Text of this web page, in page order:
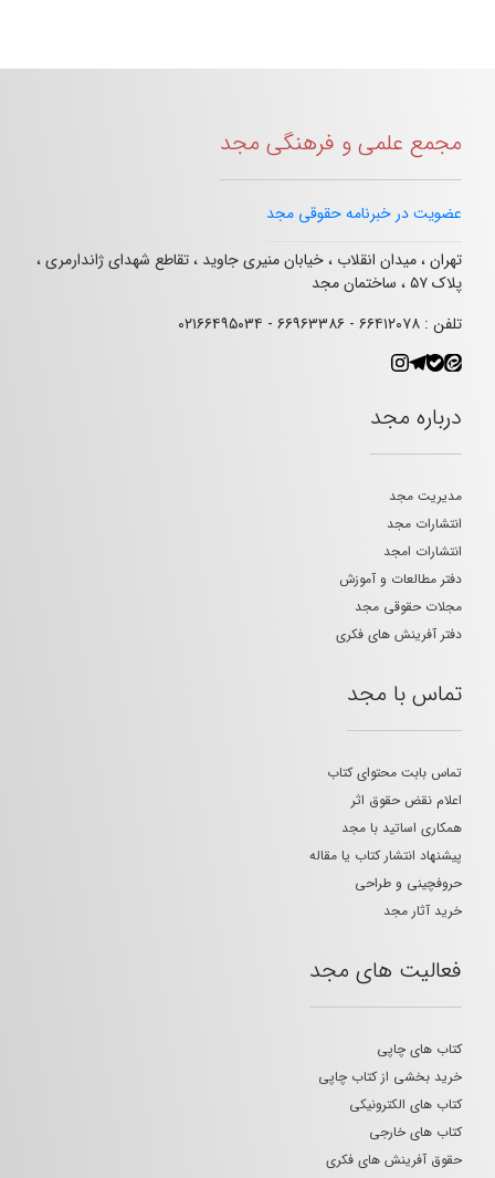
مجمع علمی و فرهنگی مجد
عضویت در خبرنامه حقوقی مجد
تهران ، میدان انقلاب ، خیابان منیری جاوید ، تقاطع شهدای ژاندارمری ،
پلاک ۵۷ ، ساختمان مجد
تلفن : ۶۶۴۱۲۰۷۸ - ۶۶۹۶۳۳۸۶ - ۰۲۱۶۶۴۹۵۰۳۴
درباره مجد
مدیریت مجد
انتشارات مجد
انتشارات امجد
دفتر مطالعات و آموزش
مجلات حقوقی مجد
دفتر آفرینش های فکری
تماس با مجد
تماس بابت محتوای کتاب
اعلام نقض حقوق اثر
همکاری اساتید با مجد
پیشنهاد انتشار کتاب یا مقاله
حروفچینی و طراحی
خرید آثار مجد
فعالیت های مجد
کتاب های چاپی
خرید بخشی از کتاب چاپی
کتاب های الکترونیکی
کتاب های خارجی
حقوق آفرینش های فکری